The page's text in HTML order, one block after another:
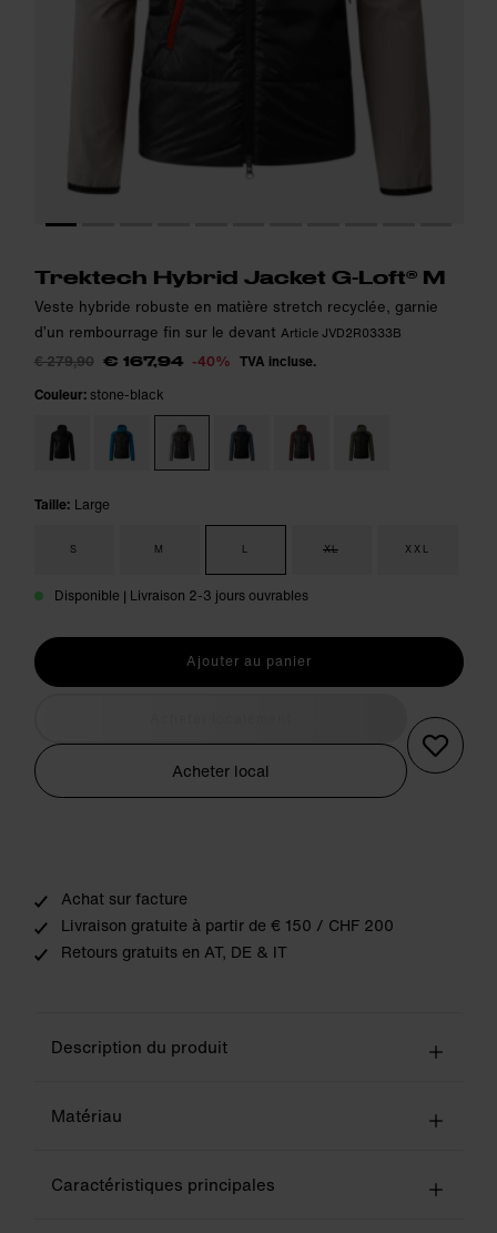
Trektech Hybrid Jacket G-Loft® M
Veste hybride robuste en matière stretch recyclée, garnie
d’un rembourrage fin sur le devant Article JVD2R0333B
€ 279,90 € 167,94 -40% TVA incluse.
Couleur: stone-black
Taille: Large
S M L XL XXL
Disponible | Livraison 2-3 jours ouvrables
Ajouter au panier
Acheter local
Achat sur facture
Livraison gratuite à partir de € 150 / CHF 200
Retours gratuits en AT, DE & IT
Description du produit
Matériau
Caractéristiques principales